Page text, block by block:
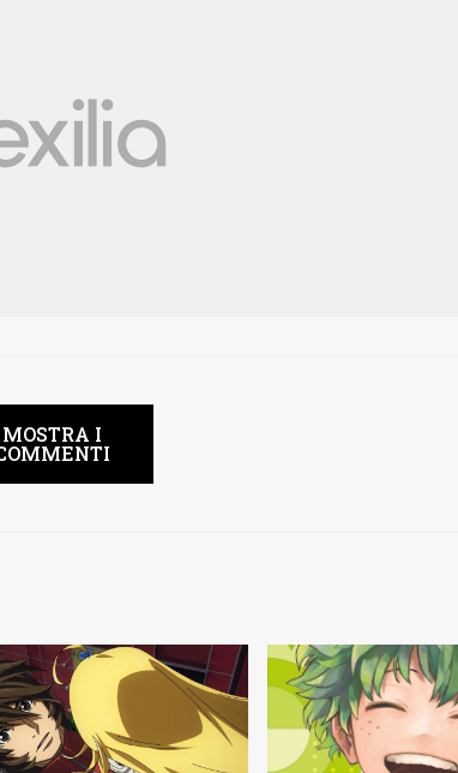
MOSTRA I